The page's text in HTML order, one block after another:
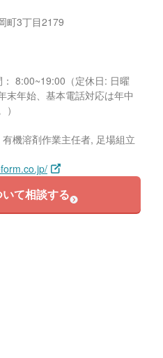
町3丁目2179
8:00~19:00（定休日: 日曜
末年始、基本電話対応は年中
機溶剤作業主任者, 足場組立
て相談する